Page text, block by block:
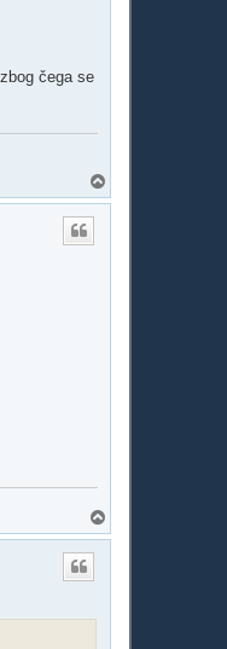
čega se
o
o